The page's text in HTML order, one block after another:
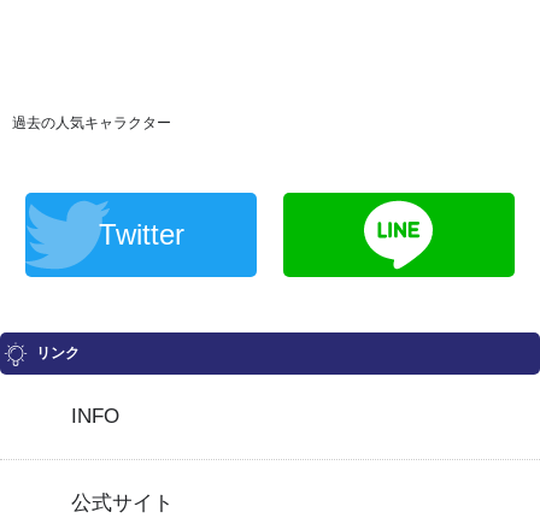
過去の人気キャラクター
Twitter
リンク
INFO
公式サイト